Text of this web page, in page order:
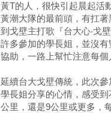
黃T的人，很快引起晨起活
黃潮大隊的最前頭，有扛
到戈壁主打歌『台大心‧戈
許多參加的學長姐，並沒
協助，一路上幫忙注意每個
延續台大戈壁傳統，此次
學長姐分享的心情，感受
公里，還是9公里或更多，